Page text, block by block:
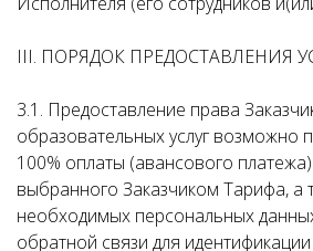
III. ПОРЯДОК ПРЕДОСТАВЛЕНИЯ
3.1. Предоставление права
образовательных услуг возможно
100% оплаты (авансового
выбранного Заказчиком Тарифа, а
необходимых персональных
обратной связи для